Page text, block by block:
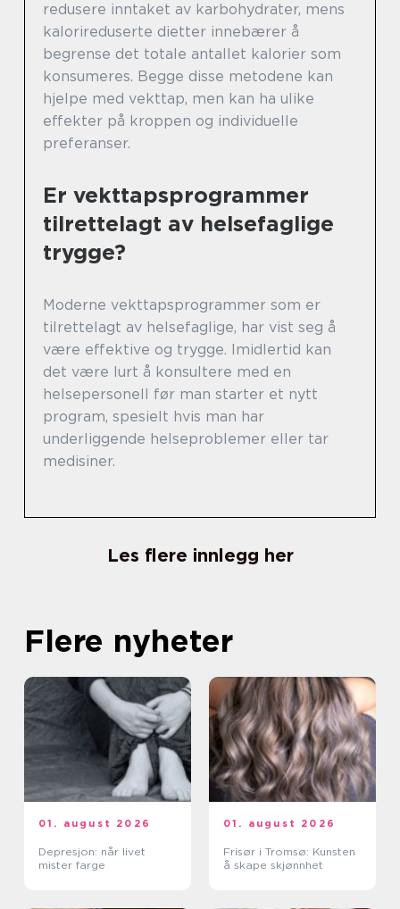
redusere inntaket av karbohydrater, mens
kalorireduserte dietter innebærer å
begrense det totale antallet kalorier som
konsumeres. Begge disse metodene kan
hjelpe med vekttap, men kan ha ulike
effekter på kroppen og individuelle
preferanser.
Er vekttapsprogrammer
tilrettelagt av helsefaglige
trygge?
Moderne vekttapsprogrammer som er
tilrettelagt av helsefaglige, har vist seg å
være effektive og trygge. Imidlertid kan
det være lurt å konsultere med en
helsepersonell før man starter et nytt
program, spesielt hvis man har
underliggende helseproblemer eller tar
medisiner.
Les flere innlegg her
Flere nyheter
01. august 2026
Depresjon: når livet
mister farge
01. august 2026
Frisør i Tromsø: Kunsten
å skape skjønnhet